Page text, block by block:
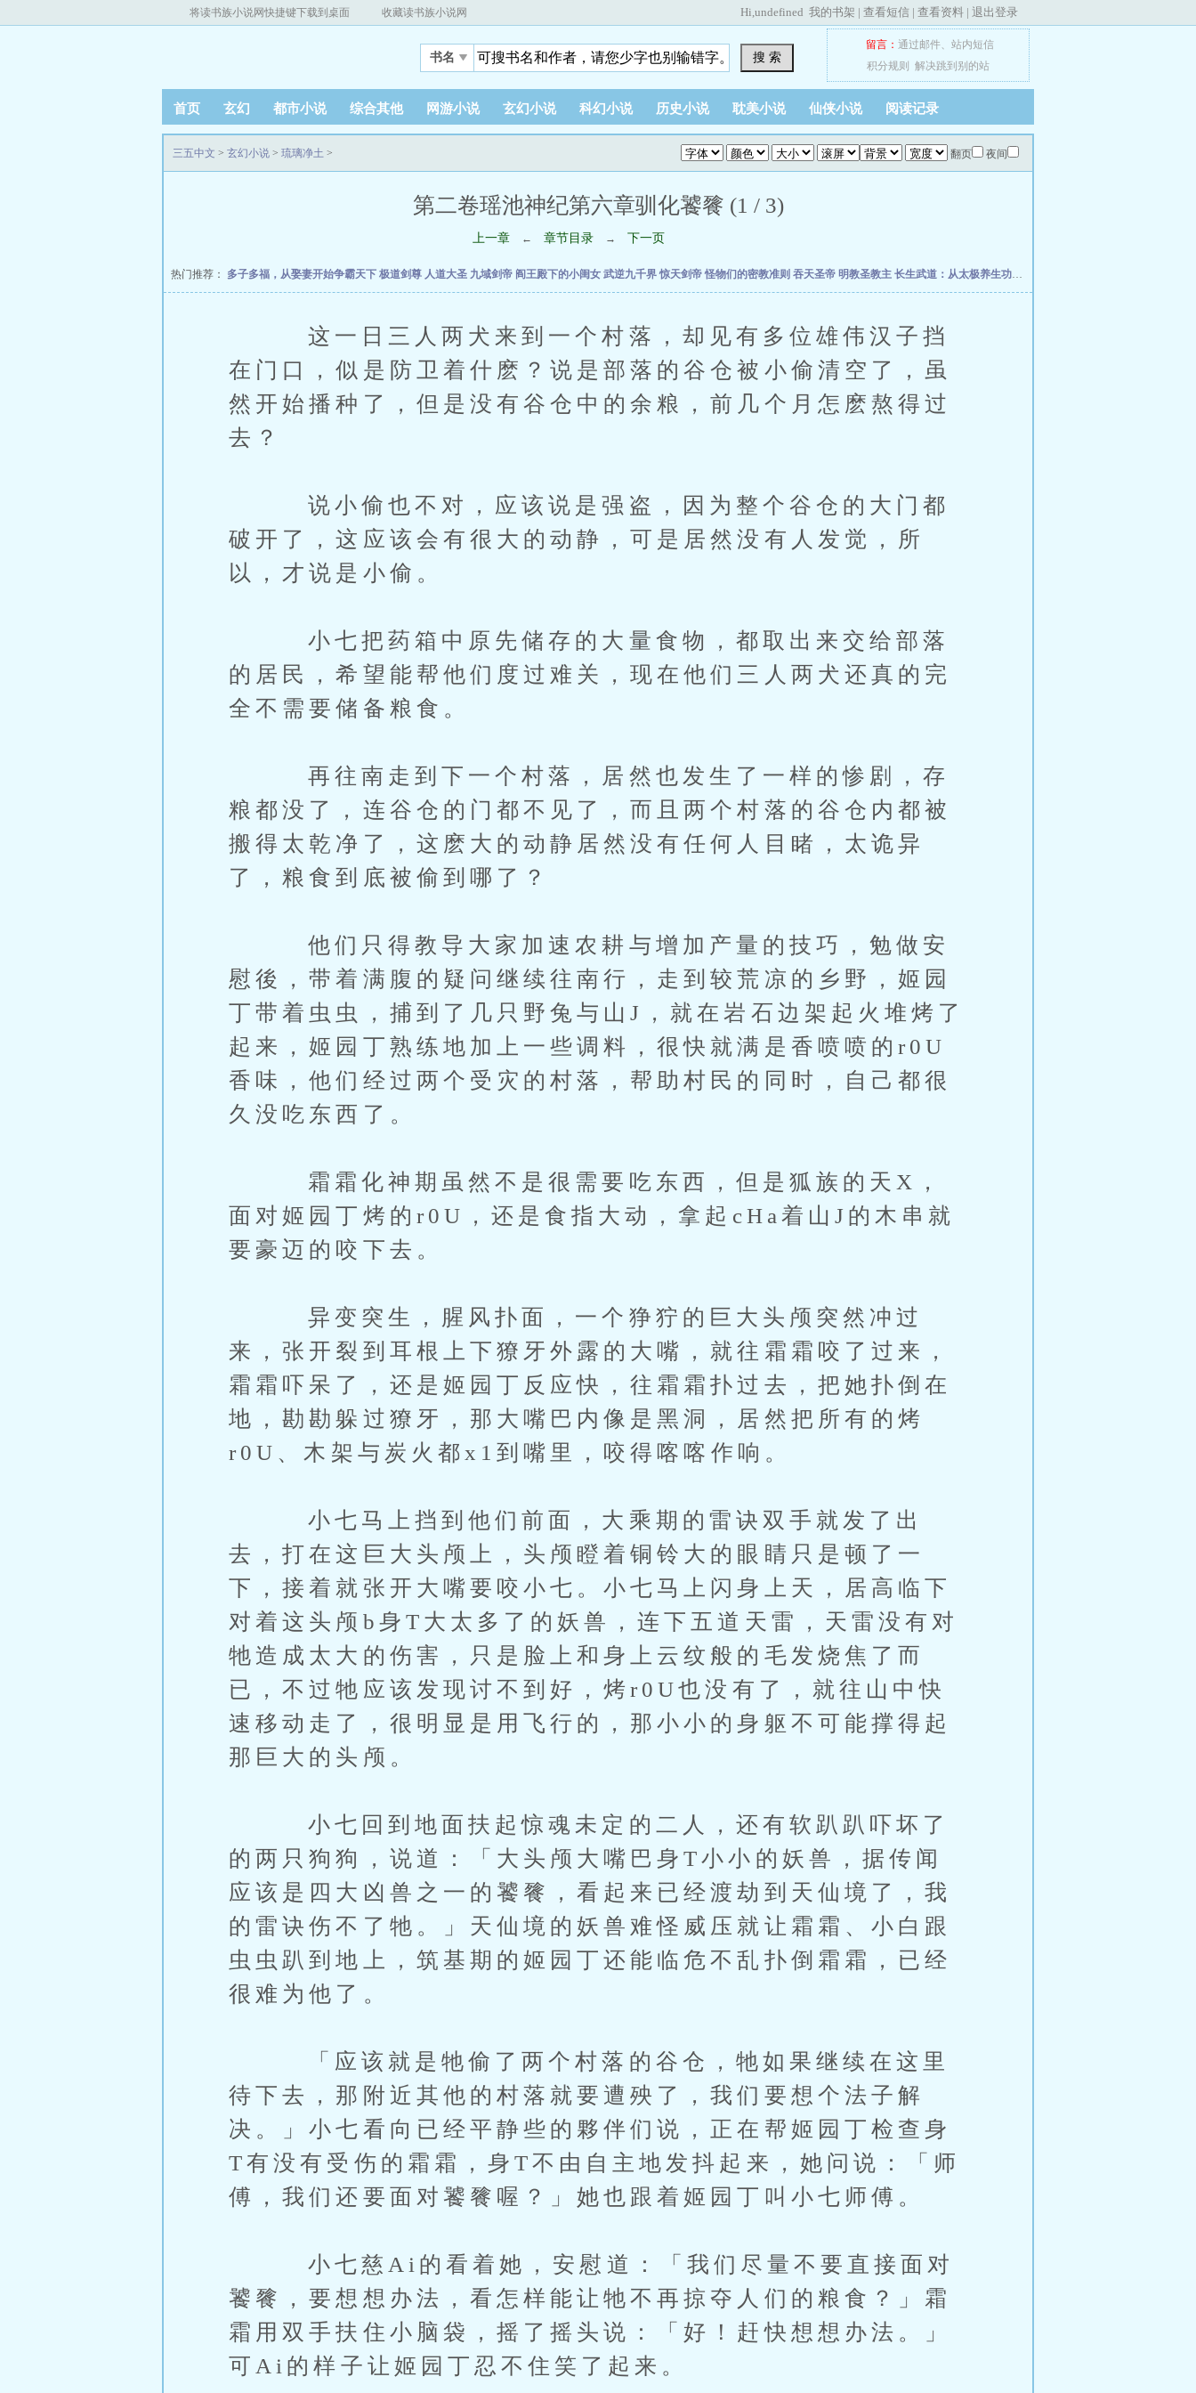
将读书族小说网快捷键下载到桌面 收藏读书族小说网 Hi,undefined 我的书架 | 查看短信 | 查看资料 | 退出登录
书名 搜 索
留言： 通过邮件、 站内短信
积分规则
解决跳到别的站
首页 玄幻 都市小说 综合其他 网游小说 玄幻小说 科幻小说 历史小说 耽美小说 仙侠小说 阅读记录
翻页 夜间
三五中文 > 玄幻小说 > 琉璃净土 >
第二卷瑶池神纪第六章驯化饕餮 (1 / 3)
上一章 ← 章节目录 → 下一页
热门推荐： 多子多福，从娶妻开始争霸天下 极道剑尊 人道大圣 九域剑帝 阎王殿下的小闺女 武逆九千界惊天剑帝怪物们的密教准则 吞天圣帝 明教圣教主 长生武道：从太极养生功开始
这一日三人两犬来到一个村落，却见有多位雄伟汉子挡
在门口，似是防卫着什麽？说是部落的谷仓被小偷清空了，虽
然开始播种了，但是没有谷仓中的余粮，前几个月怎麽熬得过
去？
说小偷也不对，应该说是强盗，因为整个谷仓的大门都
破开了，这应该会有很大的动静，可是居然没有人发觉，所
以，才说是小偷。
小七把药箱中原先储存的大量食物，都取出来交给部落
的居民，希望能帮他们度过难关，现在他们三人两犬还真的完
全不需要储备粮食。
再往南走到下一个村落，居然也发生了一样的惨剧，存
粮都没了，连谷仓的门都不见了，而且两个村落的谷仓内都被
搬得太乾净了，这麽大的动静居然没有任何人目睹，太诡异
了，粮食到底被偷到哪了？
他们只得教导大家加速农耕与增加产量的技巧，勉做安
慰後，带着满腹的疑问继续往南行，走到较荒凉的乡野，姬园
丁带着虫虫，捕到了几只野兔与山J，就在岩石边架起火堆烤了
起来，姬园丁熟练地加上一些调料，很快就满是香喷喷的r0U
香味，他们经过两个受灾的村落，帮助村民的同时，自己都很
久没吃东西了。
霜霜化神期虽然不是很需要吃东西，但是狐族的天X，
面对姬园丁烤的r0U，还是食指大动，拿起cHa着山J的木串就
要豪迈的咬下去。
异变突生，腥风扑面，一个狰狞的巨大头颅突然冲过
来，张开裂到耳根上下獠牙外露的大嘴，就往霜霜咬了过来，
霜霜吓呆了，还是姬园丁反应快，往霜霜扑过去，把她扑倒在
地，勘勘躲过獠牙，那大嘴巴内像是黑洞，居然把所有的烤
r0U、木架与炭火都x1到嘴里，咬得喀喀作响。
小七马上挡到他们前面，大乘期的雷诀双手就发了出
去，打在这巨大头颅上，头颅瞪着铜铃大的眼睛只是顿了一
下，接着就张开大嘴要咬小七。小七马上闪身上天，居高临下
对着这头颅b身T大太多了的妖兽，连下五道天雷，天雷没有对
牠造成太大的伤害，只是脸上和身上云纹般的毛发烧焦了而
已，不过牠应该发现讨不到好，烤r0U也没有了，就往山中快
速移动走了，很明显是用飞行的，那小小的身躯不可能撑得起
那巨大的头颅。
小七回到地面扶起惊魂未定的二人，还有软趴趴吓坏了
的两只狗狗，说道：「大头颅大嘴巴身T小小的妖兽，据传闻
应该是四大凶兽之一的饕餮，看起来已经渡劫到天仙境了，我
的雷诀伤不了牠。」天仙境的妖兽难怪威压就让霜霜、小白跟
虫虫趴到地上，筑基期的姬园丁还能临危不乱扑倒霜霜，已经
很难为他了。
「应该就是牠偷了两个村落的谷仓，牠如果继续在这里
待下去，那附近其他的村落就要遭殃了，我们要想个法子解
决。」小七看向已经平静些的夥伴们说，正在帮姬园丁检查身
T有没有受伤的霜霜，身T不由自主地发抖起来，她问说：「师
傅，我们还要面对饕餮喔？」她也跟着姬园丁叫小七师傅。
小七慈Ai的看着她，安慰道：「我们尽量不要直接面对
饕餮，要想想办法，看怎样能让牠不再掠夺人们的粮食？」霜
霜用双手扶住小脑袋，摇了摇头说：「好！赶快想想办法。」
可Ai的样子让姬园丁忍不住笑了起来。